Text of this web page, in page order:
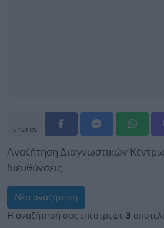
shares
Αναζήτηση Διαγνωστικών
διευθύνσεις
Νέα αναζήτηση
Η αναζήτησή σας επέστρεψε 3